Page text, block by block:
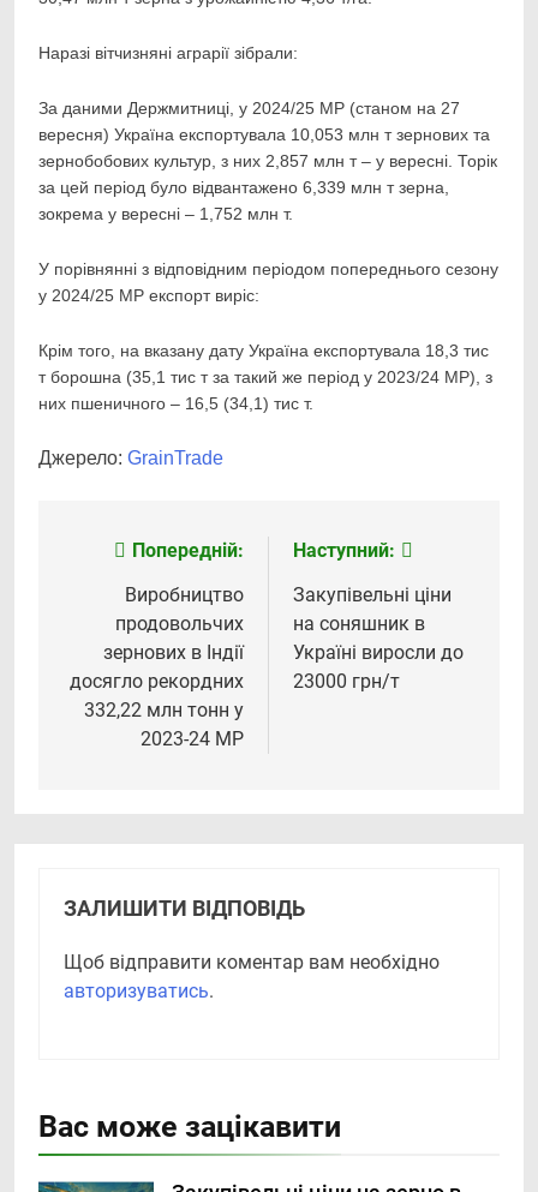
Наразі вітчизняні аграрії зібрали:
За даними Держмитниці, у 2024/25 МР (станом на 27
вересня) Україна експортувала 10,053 млн т зернових та
зернобобових культур, з них 2,857 млн т – у вересні. Торік
за цей період було відвантажено 6,339 млн т зерна,
зокрема у вересні – 1,752 млн т.
У порівнянні з відповідним періодом попереднього сезону
у 2024/25 МР експорт виріс:
Крім того, на вказану дату Україна експортувала 18,3 тис
т борошна (35,1 тис т за такий же період у 2023/24 МР), з
них пшеничного – 16,5 (34,1) тис т.
Джерело: GrainTrade
Навігація
записів
Попередній:
Виробництво
продовольчих
зернових в Індії
досягло рекордних
332,22 млн тонн у
2023-24 МР
Наступний:
Закупівельні ціни
на соняшник в
Україні виросли до
23000 грн/т
ЗАЛИШИТИ ВІДПОВІДЬ
Щоб відправити коментар вам необхідно
авторизуватись.
Вас може зацікавити